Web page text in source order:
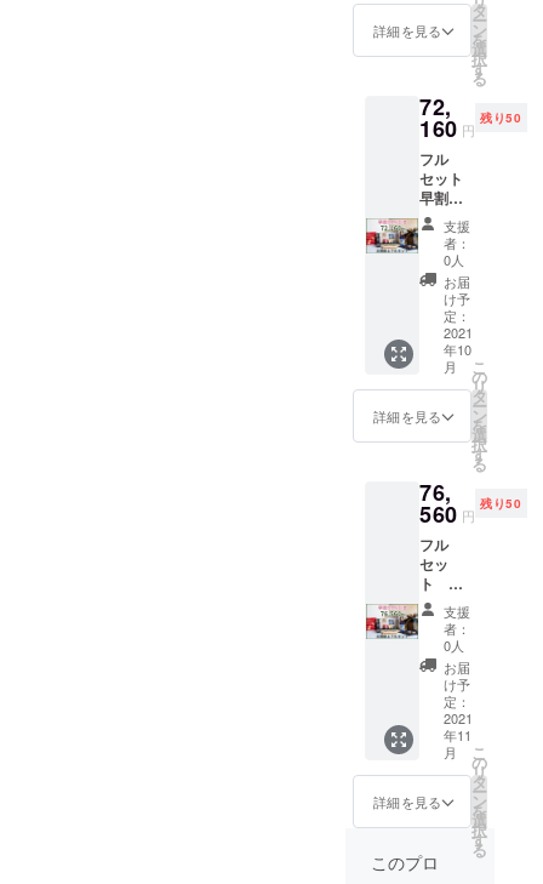
メント
（京錺
板皿
「太閤
（寺池
工房）
・太閤
献上特
別ブレ
ンド板
わさ醤
油（澤
井醤
油） ・
「太閤
献上」
りお箸
置き
工事）
・太閤
献上特
注 飾り
畳（太
田畳店/
かねた
屋渓商
店/もり
さん）
・太閤
献上特
注 唐紙
ウォー
ルパネ
らかみ
丸二) ・
上専用
太閤献
上特注
いらで
んふく
さ)(三宅
工芸
(NSplus
)) ・西
陣織太
閤献上
専用巾
着袋(渡
文） ・
太閤献
上特注
純銀細
工瓢箪
オーナ
メント
天目釉
板皿
献上」
（寺池
工房）
・太閤
献上特
別ブレ
ンド板
わさ醤
油（澤
井醤
油） ・
「太閤
瓢箪入
りお箸
（長岡
閤献
上」 (京
かまぼ
こ大栄/
粉/中基
銘木)
（レー
ザー彫
刻入京
北山杉
かまぼ
こ板
付） ・
太閤献
上専用
京北山
杉折箱
(西田商
店/中基
銘木) ・
太閤献
(きんさ
いらで
んふく
さ)(三宅
工芸
(NSplus
)) ・西
陣織太
閤献上
専用巾
着袋(渡
文） ・
太閤献
上特注
純銀細
工瓢箪
オーナ
匠竹影
詳細を見る
タ
ー
ン
を
選
択
す
る
72,
160 円
残り50
フル
セット
早割
15→18
％引き
キャン
ペーン
鉾紅白
セット
「太閤
献上」
(京かま
ぼこ大
栄/堀金
箔粉/中
（レー
ザー彫
刻入京
北山杉
かまぼ
こ板
付） ・
太閤献
上専用
京北山
杉折箱
(西田商
店/中基
銘木) ・
太閤献
上特注
金彩螺
いらで
んふく
支援
者：
0人
お届
け予
定：
2021
年10
月
詳細を見る
こ
の
リ
タ
ー
ン
を
選
択
す
る
76,
560 円
残り50
フル
セッ
ト 早
割10％
引き
→13％
引き
キャン
ペーン
鉾紅白
セット
「太閤
献上」
(京かま
ぼこ大
栄/堀金
箔粉/中
支援
者：
0人
お届
け予
定：
2021
年11
月
詳細を見る
こ
の
リ
タ
ー
ン
を
選
択
す
る
このプロ